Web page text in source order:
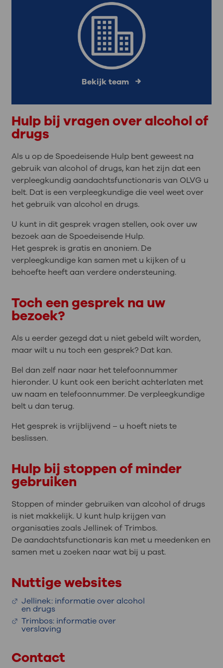
Bekijk team
Hulp bij vragen over alcohol of
drugs
Als u op de Spoedeisende Hulp bent geweest na
gebruik van alcohol of drugs, kan het zijn dat een
verpleegkundig aandachtsfunctionaris van OLVG u
belt. Dat is een verpleegkundige die veel weet over
het gebruik van alcohol en drugs.
U kunt in dit gesprek vragen stellen, ook over uw
bezoek aan de Spoedeisende Hulp.
Het gesprek is gratis en anoniem. De
verpleegkundige kan samen met u kijken of u
behoefte heeft aan verdere ondersteuning.
Toch een gesprek na uw
bezoek?
Als u eerder gezegd dat u niet gebeld wilt worden,
maar wilt u nu toch een gesprek? Dat kan.
Bel dan zelf naar naar het telefoonnummer
hieronder. U kunt ook een bericht achterlaten met
uw naam en telefoonnummer. De verpleegkundige
belt u dan terug.
Het gesprek is vrijblijvend – u hoeft niets te
beslissen.
Hulp bij stoppen of minder
gebruiken
Stoppen of minder gebruiken van alcohol of drugs
is niet makkelijk. U kunt hulp krijgen van
organisaties zoals Jellinek of Trimbos.
De aandachtsfunctionaris kan met u meedenken en
samen met u zoeken naar wat bij u past.
Nuttige websites
Jellinek: informatie over alcohol
en drugs
Trimbos: informatie over
verslaving
Contact